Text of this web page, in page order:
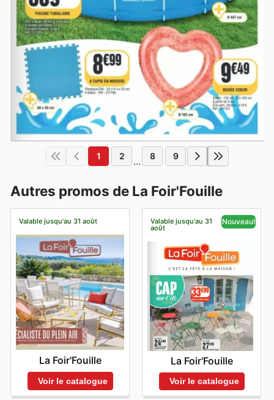
1 2 ... 8 9
Autres promos de La Foir'Fouille
Valable jusqu'au 31 août
La Foir'Fouille
Voir le catalogue
Valable jusqu'au 31
août
Nouveau!
La Foir'Fouille
Voir le catalogue